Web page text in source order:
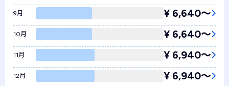
9月 ¥ 6,640〜
10月 ¥ 6,640〜
11月 ¥ 6,940〜
12月 ¥ 6,940〜